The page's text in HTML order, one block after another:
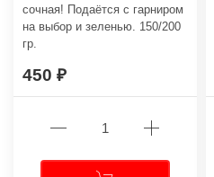
сочная! Подаётся с гарниром
на выбор и зеленью. 150/200
гр.
450